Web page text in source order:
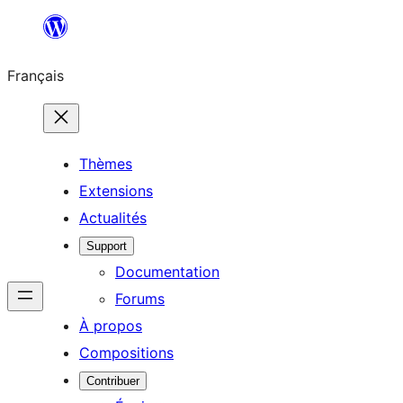
contenu
Français
Thèmes
Extensions
Actualités
Support
Documentation
Forums
À propos
Compositions
Contribuer